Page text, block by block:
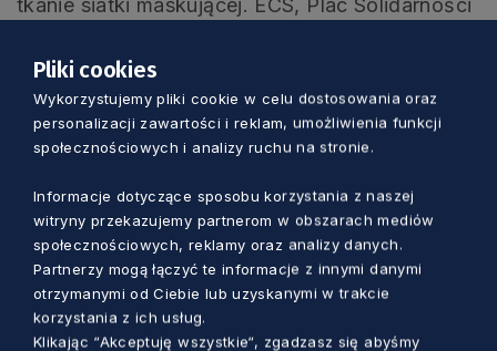
tkanie siatki maskującej. ECS, Plac Solidarności
22/02/2026
11.00 Chwała Ukrainie– Krakowski Salon
Poezji w Gdańsku
NCK, Ratusz Staromiejski,
ul. Korzenna 33/35, Sala Mieszczańska (1
piętro)
18.00 Jesteś wszechświatem– pokaz filmu.
ECS, Plac Solidarności 1, audytorium (parter)
23/02/2026poniedziałek
Pliki cookies
Wykorzystujemy pliki cookie w celu dostosowania oraz
personalizacji zawartości i reklam, umożliwienia funkcji
społecznościowych i analizy ruchu na stronie.
Informacje dotyczące sposobu korzystania z naszej
witryny przekazujemy partnerom w obszarach mediów
społecznościowych, reklamy oraz analizy danych.
Partnerzy mogą łączyć te informacje z innymi danymi
otrzymanymi od Ciebie lub uzyskanymi w trakcie
korzystania z ich usług.
Klikając “Akceptuję wszystkie“, zgadzasz się abyśmy